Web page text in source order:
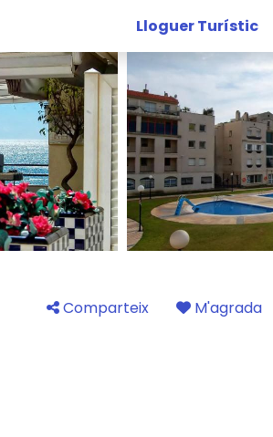
Lloguer Turístic
Comparteix M'agrada